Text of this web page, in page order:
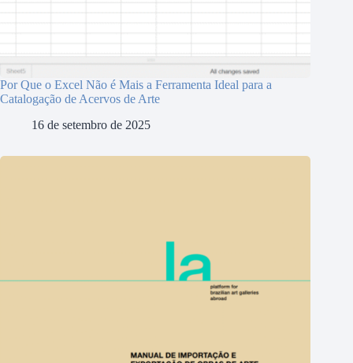
Por Que o Excel Não é Mais a Ferramenta Ideal para a
Catalogação de Acervos de Arte
16 de setembro de 2025